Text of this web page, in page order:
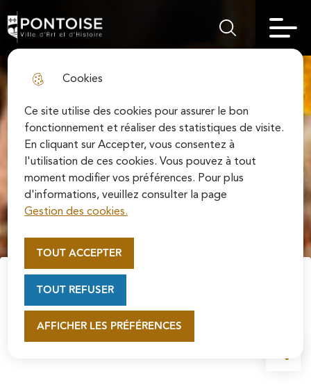
Cookies
Ce site utilise des cookies pour assurer le bon
fonctionnement et réaliser des statistiques de visite.
En cliquant sur Accepter, vous consentez à
l'utilisation de ces cookies. Vous pouvez à tout
moment modifier vos préférences. Pour plus
d'informations, veuillez consulter la page
Gestion des cookies.
AFFICHER LES PRÉFÉRENCES
TOUT ACCEPTER
TOUT REFUSER
to
menu
Skip to
search
Skip to
site map
Soutenez la rénovation de la cathédrale Saint-
Maclou en vous connectant sur le site de la
Fondation du patrimoine.
En savoir plus
Pontoise | Ville d'art et d'histoireMenu principalRechercher sur
Loisirs
A hauteur d'enfant